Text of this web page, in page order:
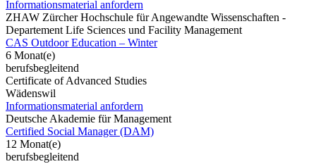
Informationsmaterial anfordern
ZHAW Zürcher Hochschule für Angewandte Wissenschaften -
Departement Life Sciences und Facility Management
CAS Outdoor Education – Winter
6 Monat(e)
berufsbegleitend
Certificate of Advanced Studies
Wädenswil
Informationsmaterial anfordern
Deutsche Akademie für Management
Certified Social Manager (DAM)
12 Monat(e)
berufsbegleitend